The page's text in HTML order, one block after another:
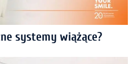
systemy wiążące?